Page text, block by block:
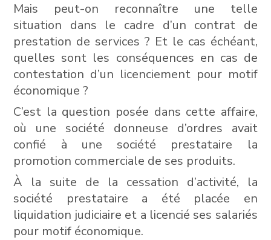
Mais peut-on reconnaître une telle
situation dans le cadre d’un contrat de
prestation de services ? Et le cas échéant,
quelles sont les conséquences en cas de
contestation d’un licenciement pour motif
économique ?
C’est la question posée dans cette affaire,
où une société donneuse d’ordres avait
confié à une société prestataire la
promotion commerciale de ses produits.
À la suite de la cessation d’activité, la
société prestataire a été placée en
liquidation judiciaire et a licencié ses salariés
pour motif économique.